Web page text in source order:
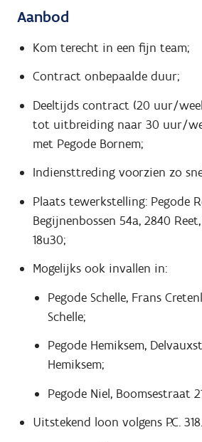
Aanbod
Kom terecht in een fijn team;
Contract onbepaalde duur;
Deeltijds contract (20 uur/
tot uitbreiding naar 30 uur/
met Pegode Bornem;
Indiensttreding voorzien zo
Plaats tewerkstelling: Pegode
Begijnenbossen 54a, 2840
18u30;
Mogelijks ook invallen in:
Pegode Schelle, Frans
Schelle;
Pegode Hemiksem,
Hemiksem;
Pegode Niel, Boomsestraat
Uitstekend loon volgens P.C.